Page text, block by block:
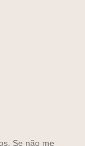
Se não me